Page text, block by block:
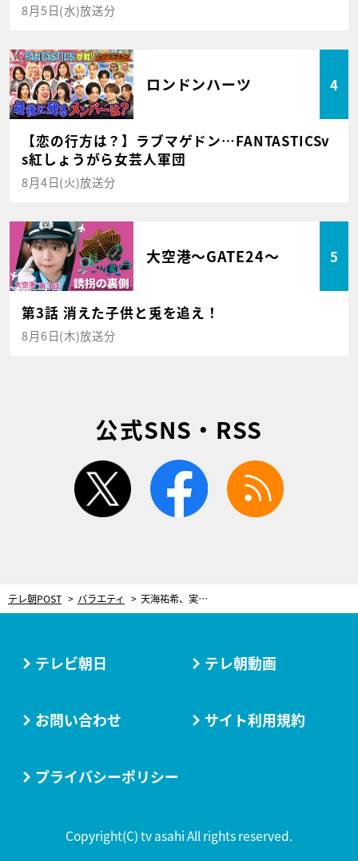
8月5日(水)放送分
ロンドンハーツ 4
【恋の行方は？】ラブマゲドン…FANTASTICSv
s紅しょうがら女芸人軍団
8月4日(火)放送分
大空港～GATE24～ 5
第3話 消えた子供と兎を追え！
8月6日(木)放送分
公式SNS・RSS
twitter facebook
テレ朝POST バラエティ 天海祐希、実はプライベートでも仲良い飯尾和樹とロケへ！その”登場方法”に親友マツコも驚く
テレビ朝日 テレ朝動画
お問い合わせ サイト利用規約
プライバシーポリシー
Copyright(C) tv asahi All rights reserved.